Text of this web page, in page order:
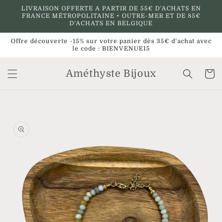
passer
au
LIVRAISON OFFERTE A PARTIR DE 55€ D'ACHATS EN
FRANCE MÉTROPOLITAINE + OUTRE-MER ET DE 85€
D'ACHATS EN BELGIQUE
Offre découverte -15% sur votre panier dès 35€ d'achat avec
le code : BIENVENUE15
Améthyste Bijoux Panier
informations